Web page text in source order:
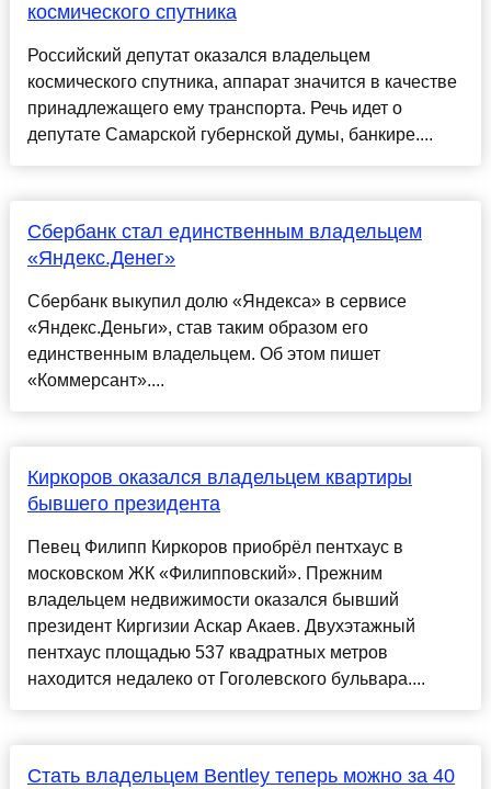
космического спутника
Российский депутат оказался владельцем
космического спутника, аппарат значится в качестве
принадлежащего ему транспорта. Речь идет о
депутате Самарской губернской думы, банкире....
Сбербанк стал единственным владельцем
«Яндекс.Денег»
Сбербанк выкупил долю «Яндекса» в сервисе
«Яндекс.Деньги», став таким образом его
единственным владельцем. Об этом пишет
«Коммерсант»....
Киркоров оказался владельцем квартиры
бывшего президента
Певец Филипп Киркоров приобрёл пентхаус в
московском ЖК «Филипповский». Прежним
владельцем недвижимости оказался бывший
президент Киргизии Аскар Акаев. Двухэтажный
пентхаус площадью 537 квадратных метров
находится недалеко от Гоголевского бульвара....
Стать владельцем Bentley теперь можно за 40